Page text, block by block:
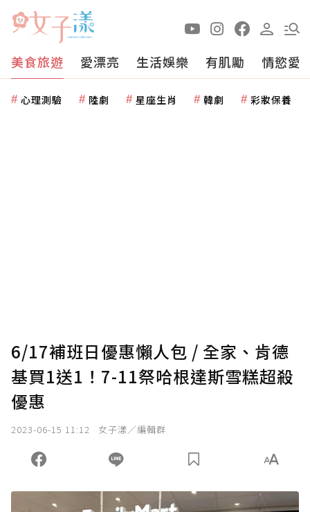
美食旅遊 愛漂亮 生活娛樂 有肌勵 情慾愛
心理測驗 陸劇 星座生肖 韓劇 彩妝保養
6/17補班日優惠懶人包 / 全家、肯德
基買1送1！7-11祭哈根達斯雪糕超殺
優惠
2023-06-15 11:12 女子漾／編輯群